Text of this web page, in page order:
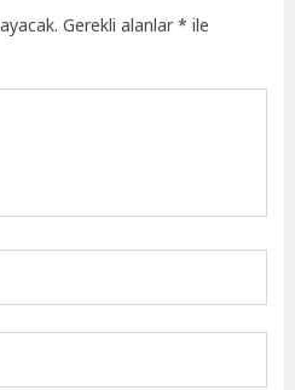
Gerekli alanlar* ile